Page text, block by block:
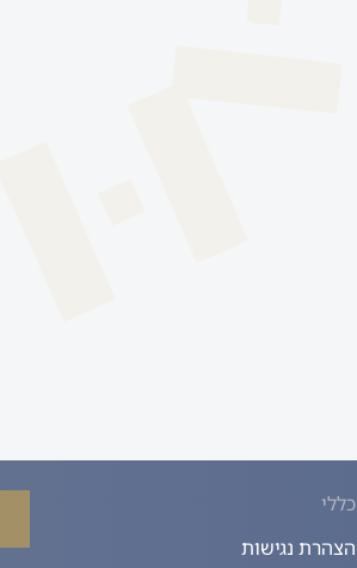
כללי
הצהרת נגישות